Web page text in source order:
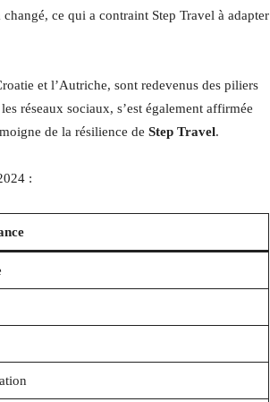
ce qui a contraint Step Travel à adapter
et l’Autriche, sont redevenus des piliers
réseaux sociaux, s’est également affirmée
de la résilience de Step Travel.
: